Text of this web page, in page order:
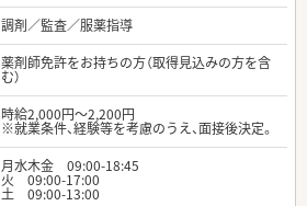
調剤／監査／服薬指導
薬剤師免許をお持ちの方（取得見込みの方を含
む）
時給2,000円～2,200円
※就業条件、経験等を考慮のうえ、面接後決定。
月水木金 09:00-18:45
火 09:00-17:00
土 09:00-13:00